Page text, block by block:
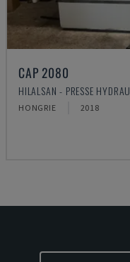
CAP 2080
HILALSAN - PRESSE
HONGRIE 2018